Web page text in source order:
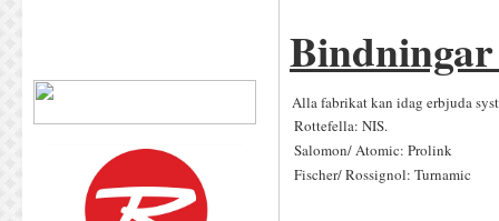
Alla fabrikat kan idag erbjuda
Rottefella: NIS.
Salomon/ Atomic: Prolink
Fischer/ Rossignol: Turnamic